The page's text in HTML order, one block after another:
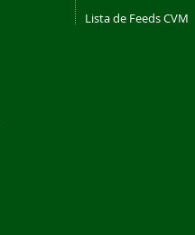
Lista de Feeds CVM